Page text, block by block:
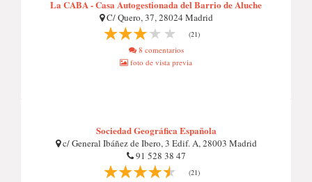
La CABA - Casa Autogestionada del Barrio de Aluche
C/ Quero, 37, 28024 Madrid
(21)
8 comentarios
foto de vista previa
Sociedad Geográfica Española
c/ General Ibáñez de Ibero, 3 Edif. A, 28003 Madrid
91 528 38 47
(21)